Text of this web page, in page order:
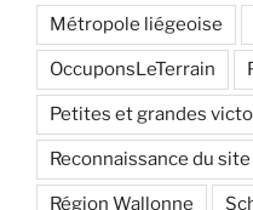
Métropole liégeoise
OccuponsLeTerrain
Petites et grandes
Reconnaissance du
Région Wallonne